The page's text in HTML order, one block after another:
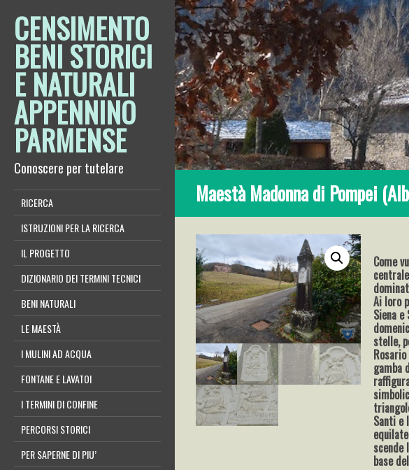
CENSIMENTO
BENI STORICI
E NATURALI
APPENNINO
PARMENSE
Conoscere per tutelare
RICERCA
ISTRUZIONI PER LA RICERCA
IL PROGETTO
DIZIONARIO DEI TERMINI TECNICI
BENI NATURALI
LE MAESTÀ
I MULINI AD ACQUA
FONTANE E LAVATOI
I TERMINI DI CONFINE
PERCORSI STORICI
PER SAPERNE DI PIU’
Maestà Madonna di Pompei
Come
Ai loro
Siena
stelle,
gamba
Santi e
scende
base